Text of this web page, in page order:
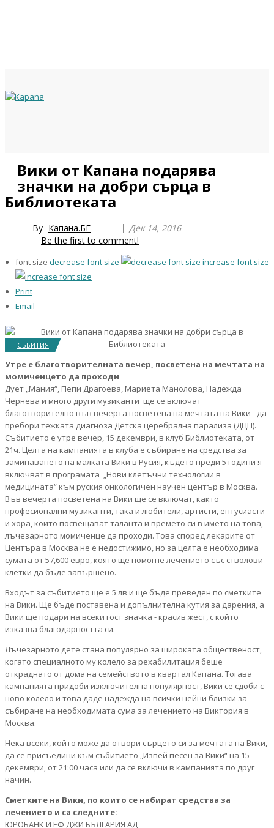
Вики от Капана подарява
значки на добри сърца в
Библиотеката
By Капана.БГ
Дек 14, 2016
Be the first to comment!
font size decrease font size increase font size
Print
Email
СЪБИТИЯ
Утре е благотворителната вечер, посветена на мечтата на
момиченцето да проходи
Дует „Мания“, Пепи Драгоева, Мариета Манолова, Надежда
Чернева и много други музиканти ще се включат
благотворително във вечерта посветена на мечтата на Вики - да
пребори тежката диагноза Детска церебрална парализа (ДЦП).
Събитието е утре вечер, 15 декември, в клуб Библиотеката, от
21ч. Целта на кампанията в клуба е събиране на средства за
заминаването на малката Вики в Русия, където преди 5 години я
включват в програмата „Нови клетъчни технологии в
медицината“ към руския онкологичен научен център в Москва.
Във вечерта посветена на Вики ще се включат, както
професионални музиканти, така и любители, артисти, ентусиасти
и хора, които посвещават таланта и времето си в името на това,
лъчезарното момиченце да проходи. Това според лекарите от
Центъра в Москва не е недостижимо, но за целта е необходима
сумата от 57,600 евро, която ще помогне лечението със стволови
клетки да бъде завършено.
Входът за събитието ще е 5 лв и ще бъде преведен по сметките
на Вики. Ще бъде поставена и допълнителна кутия за дарения, а
Вики ще подари на всеки гост значка - красив жест, с който
изказва благодарността си.
Лъчезарното дете стана популярно за широката общественост,
когато специалното му колело за рехабилитация беше
откраднато от дома на семейството в квартал Капана. Тогава
кампанията придоби изключителна популярност, Вики се сдоби с
ново колело и това даде надежда на всички нейни близки за
събиране на необходимата сума за лечението на Виктория в
Москва.
Нека всеки, който може да отвори сърцето си за мечтата на Вики,
да се присъедини към събитието „Изпей песен за Вики“ на 15
декември, от 21:00 часа или да се включи в кампанията по друг
начин.
Сметките на Вики, по които се набират средства за
лечението и са следните:
ЮРОБАНК И ЕФ ДЖИ БЪЛГАРИЯ АД
Year
Month
Year
Month